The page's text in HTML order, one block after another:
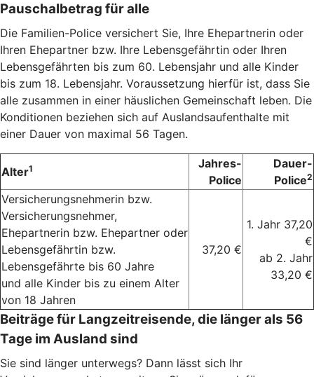
Pauschalbetrag für alle
Die Familien-Police versichert Sie, Ihre Ehepartnerin oder
Ihren Ehepartner bzw. Ihre Lebensgefährtin oder Ihren
Lebensgefährten bis zum 60. Lebensjahr und alle Kinder
bis zum 18. Lebensjahr. Voraussetzung hierfür ist, dass Sie
alle zusammen in einer häuslichen Gemeinschaft leben. Die
Konditionen beziehen sich auf Auslandsaufenthalte mit
einer Dauer von maximal 56 Tagen.
Alter1
Jahres-
Police
Dauer-
Police2
Versicherungsnehmerin bzw.
Versicherungsnehmer,
Ehepartnerin bzw. Ehepartner oder
Lebensgefährtin bzw.
Lebensgefährte bis 60 Jahre
und alle Kinder bis zu einem Alter
von 18 Jahren
37,20 €
1. Jahr 37,20
€
ab 2. Jahr
33,20 €
Beiträge für Langzeitreisende, die länger als 56
Tage im Ausland sind
Sie sind länger unterwegs? Dann lässt sich Ihr